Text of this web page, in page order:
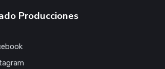
Producciones